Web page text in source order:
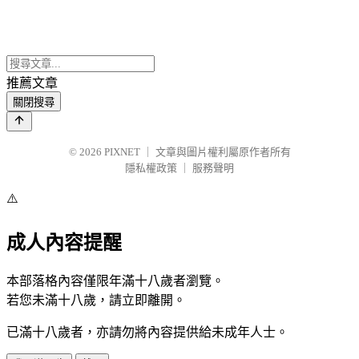
推薦文章
關閉搜尋
© 2026 PIXNET
文章與圖片權利屬原作者所有
隱私權政策
服務聲明
⚠️
成人內容提醒
本部落格內容僅限年滿十八歲者瀏覽。
若您未滿十八歲，請立即離開。
已滿十八歲者，亦請勿將內容提供給未成年人士。